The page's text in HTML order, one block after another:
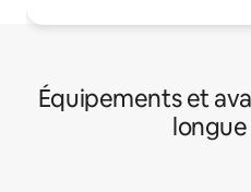
Équipements et